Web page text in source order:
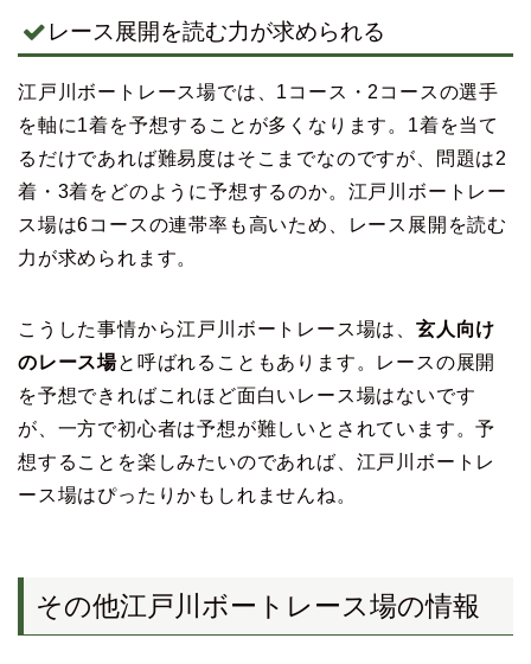
レース展開を読む力が求められる
江戸川ボートレース場では、1コース・2コースの選手
を軸に1着を予想することが多くなります。1着を当て
るだけであれば難易度はそこまでなのですが、問題は2
着・3着をどのように予想するのか。江戸川ボートレー
ス場は6コースの連帯率も高いため、レース展開を読む
力が求められます。
こうした事情から江戸川ボートレース場は、 玄人向け
のレース場と呼ばれることもあります。レースの展開
を予想できればこれほど面白いレース場はないです
が、一方で初心者は予想が難しいとされています。予
想することを楽しみたいのであれば、江戸川ボートレ
ース場はぴったりかもしれませんね。
その他江戸川ボートレース場の情報